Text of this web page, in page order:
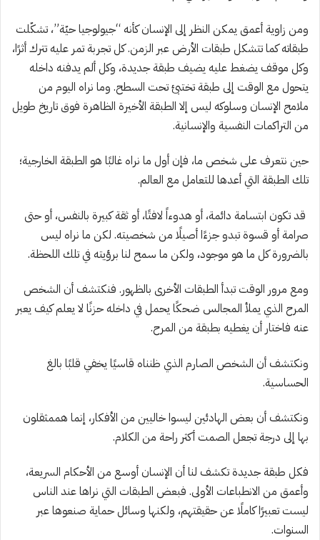
ومن زاوية أعمق يمكن النظر إلى الإنسان كأنه “جيولوجيا حيّة”، تشكّلت
طبقاته كما تتشكل طبقات الأرض عبر الزمن. كل تجربة تمر عليه تترك أثرًا،
وكل موقف يضغط عليه يضيف طبقة جديدة، وكل ألم يدفنه داخله
يتحول مع الوقت إلى طبقة تختبئ تحت السطح. وما نراه اليوم من
ملامح الإنسان وسلوكه ليس إلا الطبقة الأخيرة الظاهرة فوق تاريخ طويل
من التراكمات النفسية والإنسانية.
حين نتعرف على شخص ما، فإن أول ما نراه غالبًا هو الطبقة الخارجية؛
تلك الطبقة التي أعدها للتعامل مع العالم.
قد تكون ابتسامة دائمة، أو هدوءاً لافتًا، أو ثقة كبيرة بالنفس، أو حتى
صرامة أو قسوة تبدو جزءًا أصيلًا من شخصيته. لكن ما نراه ليس
بالضرورة كل ما هو موجود، ولكن ما سمح لنا برؤيته في تلك اللحظة.
ومع مرور الوقت تبدأ الطبقات الأخرى بالظهور. فنكتشف أن الشخص
المرح الذي يملأ المجالس ضحكًا يحمل في داخله حزنًا لا يعلم كيف يعبر
عنه فاختار أن يغطيه بطبقة من المرح.
ونكتشف أن الشخص الصارم الذي ظنناه قاسيًا يخفي قلبًا بالغ
الحساسية.
ونكتشف أن بعض الهادئين ليسوا خاليين من الأفكار، إنما هممثقلون
بها إلى درجة تجعل الصمت أكثر راحة من الكلام.
فكل طبقة جديدة تكشف لنا أن الإنسان أوسع من الأحكام السريعة،
وأعمق من الانطباعات الأولى. فبعض الطبقات التي نراها عند الناس
ليست تعبيرًا كاملًا عن حقيقتهم، ولكنها وسائل حماية صنعوها عبر
السنوات.